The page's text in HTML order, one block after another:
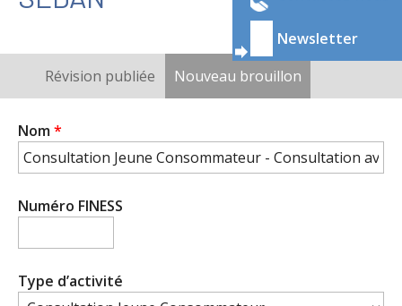
Newsletter
ONGLETS
Révision publiée Nouveau brouillon
Nom*
Numéro FINESS
Type d’activité